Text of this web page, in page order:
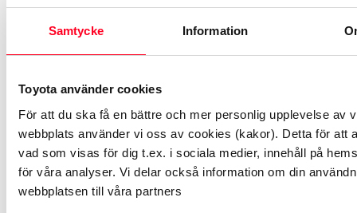
Samtycke Information
Toyota använder cookies
För att du ska få en bättre och mer personlig upplevelse av
webbplats använder vi oss av cookies (kakor). Detta för att
vad som visas för dig t.ex. i sociala medier, innehåll på
för våra analyser. Vi delar också information om din
webbplatsen till våra partners
grund av material eller tillverkningsfel.
12 år från bilens första registreringsdatum utan
milbegränsning utom för PROACE, Hilux och Dyna
där garantin gäller i 6 år.
Andra villkor kan gälla för begagnade bilar – kontakta